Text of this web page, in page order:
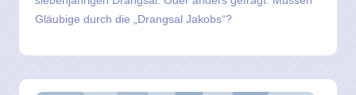
Gläubige durch die „Drangsal Jakobs“?